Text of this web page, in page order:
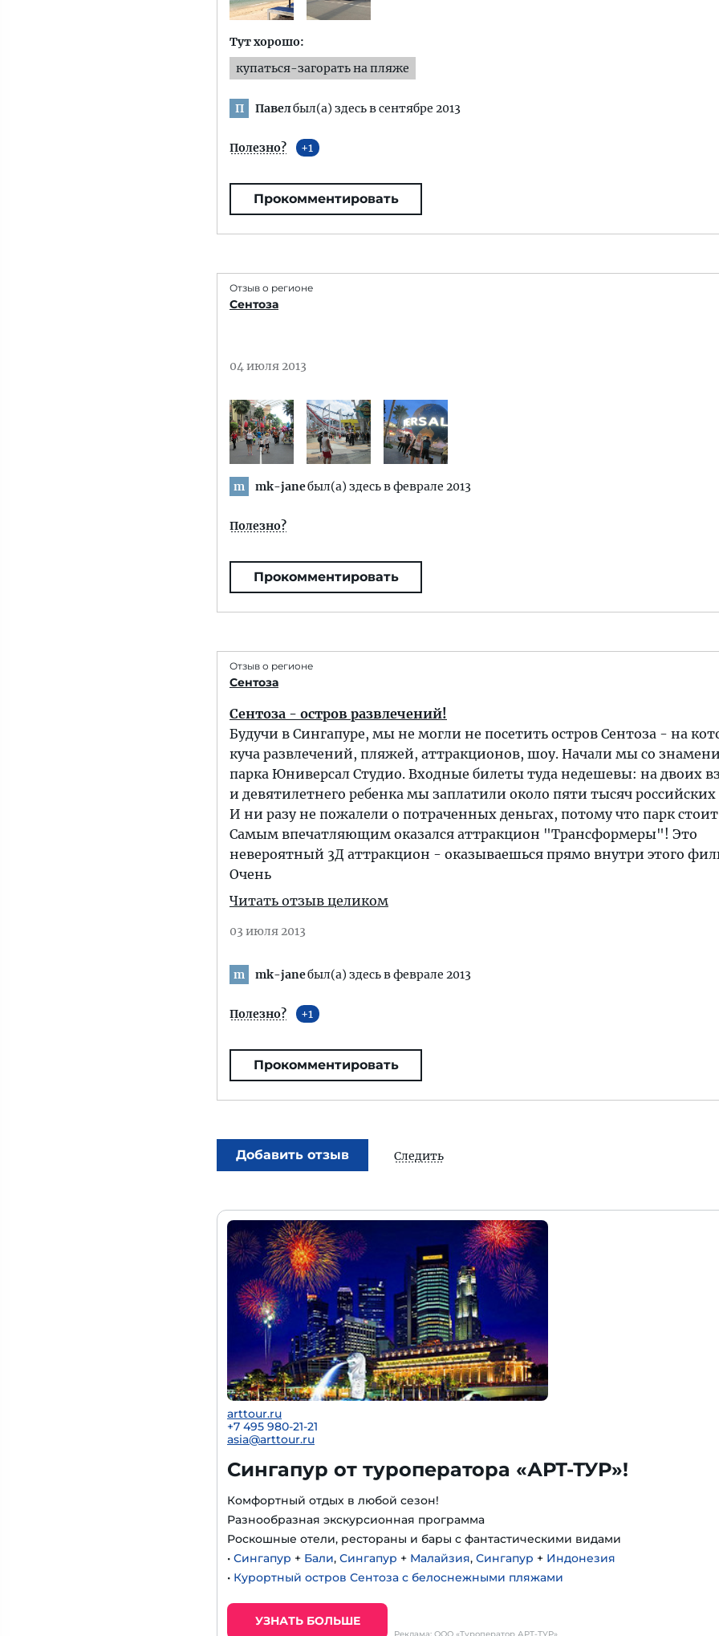
Тут хорошо:
купаться-загорать на пляже
П Павелбыл(а) здесь в сентябре 2013
Полезно? 1
Прокомментировать
Отзыв о регионе
Сентоза
04 июля 2013
m mk-janeбыл(а) здесь в феврале 2013
Полезно?
Прокомментировать
Отзыв о регионе
Сентоза
Сентоза - остров развлечений!
Будучи в Сингапуре, мы не могли не посетить остров Сентоза - на
куча развлечений, пляжей, аттракционов, шоу. Начали мы со
парка Юниверсал Студио. Входные билеты туда недешевы: на двоих
и девятилетнего ребенка мы заплатили около пяти тысяч российских
И ни разу не пожалели о потраченных деньгах, потому что парк
Самым впечатляющим оказался аттракцион "Трансформеры"! Это
невероятный 3Д аттракцион - оказываешься прямо внутри этого
Очень
Читать отзыв целиком
03 июля 2013
m mk-janeбыл(а) здесь в феврале 2013
Полезно? 1
Прокомментировать
Добавить отзыв Следить
arttour.ru
+7 495 980-21-21
asia@arttour.ru
Сингапур от туроператора «АРТ-ТУР»!
Комфортный отдых в любой сезон!
Разнообразная экскурсионная программа
Роскошные отели, рестораны и бары с фантастическими видами
• Сингапур + Бали, Сингапур + Малайзия, Сингапур + Индонезия
• Курортный остров Сентоза с белоснежными пляжами
УЗНАТЬ БОЛЬШЕ